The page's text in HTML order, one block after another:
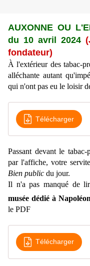
AUXONNE OU
du 10 avril 2024
fondateur)
À l'extérieur des tabac-
alléchante autant
qui n'ont pas eu le loisir
Télécharger
Passant devant le
par l'affiche, votre
Bien public du jour.
Il n'a pas manqué de
musée dédié à
le PDF
Télécharger